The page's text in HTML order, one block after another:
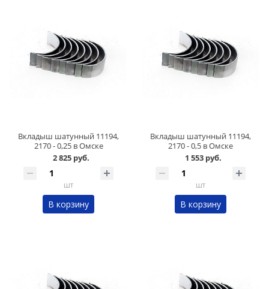
Вкладыш шатунный 11194,
2170 - 0,25 в Омске
2 825 руб.
шт
В корзину
Вкладыш шатунный 11194,
2170 - 0,5 в Омске
1 553 руб.
шт
В корзину